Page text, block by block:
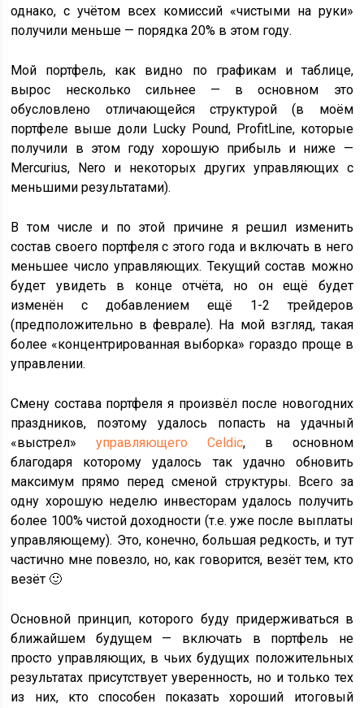
однако, с учётом всех комиссий «чистыми на руки»
получили меньше — порядка 20% в этом году.
Мой портфель, как видно по графикам и таблице,
вырос несколько сильнее — в основном это
обусловлено отличающейся структурой (в моём
портфеле выше доли Lucky Pound, ProfitLine, которые
получили в этом году хорошую прибыль и ниже —
Mercurius, Nero и некоторых других управляющих с
меньшими результатами).
В том числе и по этой причине я решил изменить
состав своего портфеля с этого года и включать в него
меньшее число управляющих. Текущий состав можно
будет увидеть в конце отчёта, но он ещё будет
изменён с добавлением ещё 1-2 трейдеров
(предположительно в феврале). На мой взгляд, такая
более «концентрированная выборка» гораздо проще в
управлении.
Смену состава портфеля я произвёл после новогодних
праздников, поэтому удалось попасть на удачный
«выстрел»управляющего Celdic, в основном
благодаря которому удалось так удачно обновить
максимум прямо перед сменой структуры. Всего за
одну хорошую неделю инвесторам удалось получить
более 100% чистой доходности (т.е. уже после выплаты
управляющему). Это, конечно, большая редкость, и тут
частично мне повезло, но, как говорится, везёт тем, кто
везёт 🙂
Основной принцип, которого буду придерживаться в
ближайшем будущем — включать в портфель не
просто управляющих, в чьих будущих положительных
результатах присутствует уверенность, но и только тех
из них, кто способен показать хороший итоговый